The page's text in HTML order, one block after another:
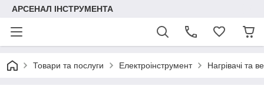
АРСЕНАЛ ІНСТРУМЕНТА
Товари та послуги Електроінструмент Нагрівачі та